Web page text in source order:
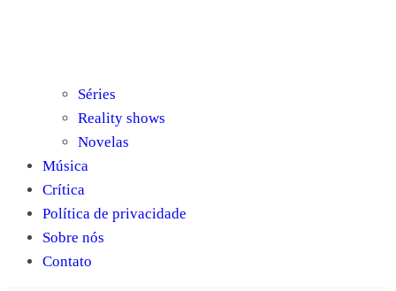
Séries
Reality shows
Novelas
Música
Crítica
Política de privacidade
Sobre nós
Contato